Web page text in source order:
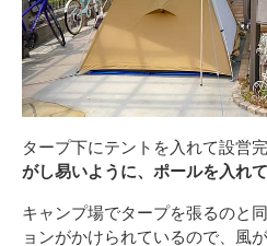
タープ下にテントを入れて設営完
がし易いように、ポールを入れ
キャンプ場でタープを張るのと
ョンがかけられているので、風